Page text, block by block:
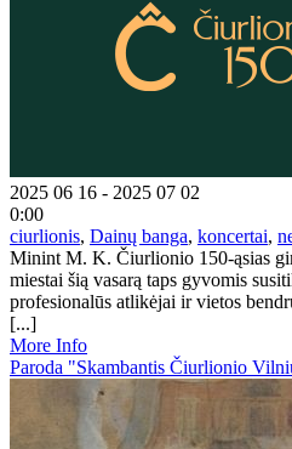
2025 06 16 - 2025 07 02
0:00
ciurlionis, Dainų banga, koncertai,
Minint M. K. Čiurlionio 150-ąsias
miestai šią vasarą taps gyvomis
profesionalūs atlikėjai ir vietos
[...]
More Info
Paroda "Skambantis Čiurlionio